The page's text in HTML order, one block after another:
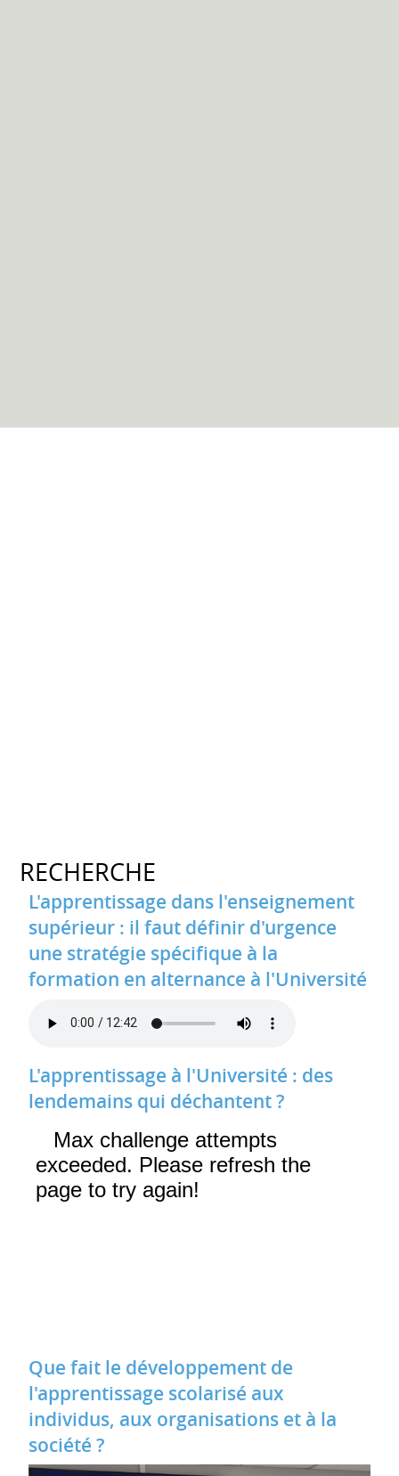
RECHERCHE
L'apprentissage dans l'enseignement
supérieur : il faut définir d'urgence
une stratégie spécifique à la
formation en alternance à l'Université
L'apprentissage à l'Université : des
lendemains qui déchantent ?
Que fait le développement de
l'apprentissage scolarisé aux
individus, aux organisations et à la
société ?